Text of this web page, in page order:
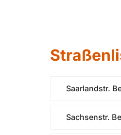
Saarlandstr.
Sachsenstr.